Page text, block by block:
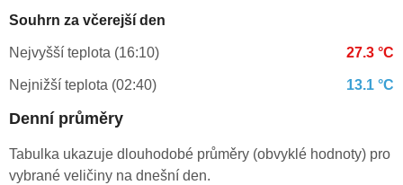
Souhrn za včerejší den
Nejvyšší teplota (16:10) 27.3 °C
Nejnižší teplota (02:40) 13.1 °C
Denní průměry
Tabulka ukazuje dlouhodobé průměry (obvyklé hodnoty) pro
vybrané veličiny na dnešní den.